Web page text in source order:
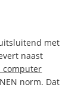
met
naast
computer
norm. Dat